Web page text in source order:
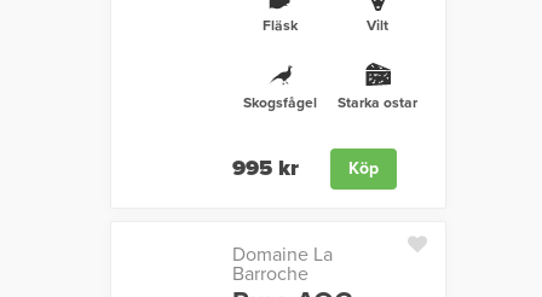
Fläsk Vilt
Skogsfågel Starka ostar
995 kr Köp
Domaine La
Barroche